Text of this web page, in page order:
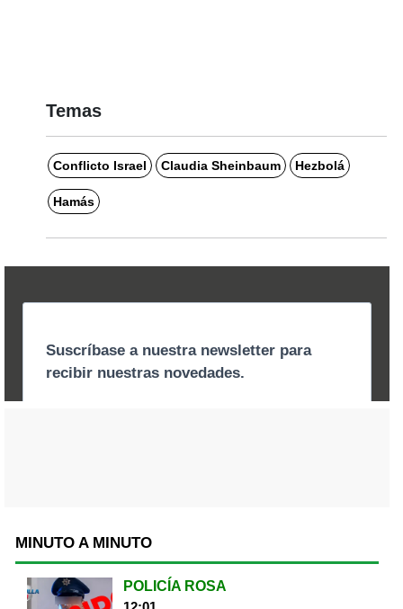
Temas
Conflicto Israel Claudia Sheinbaum Hezbolá
Hamás
MINUTO A MINUTO
POLICÍA ROSA